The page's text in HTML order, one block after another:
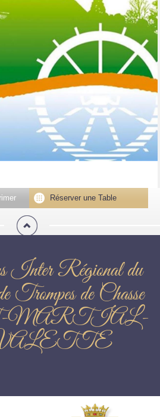
Réserver une Table
Inter Régional du
Trompes de Chasse